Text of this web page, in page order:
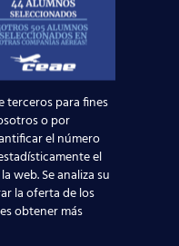
Vuel
350
Aeroportuaria
Vuelo A
Puerta de Europa
terceros para fines
o por
el número
el
web. Se analiza su
la oferta de los
obtener más